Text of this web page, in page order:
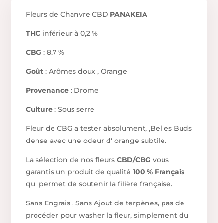
Fleurs de Chanvre CBD PANAKEIA
THC inférieur à 0,2 %
CBG : 8.7 %
Goût : Arômes doux , Orange
Provenance : Drome
Culture : Sous serre
Fleur de CBG a tester absolument, ,Belles Buds
dense avec une odeur d' orange subtile.
La sélection de nos fleursCBD/CBG vous
garantis un produit de qualité100 % Français
qui permet de soutenir la filière française.
Sans Engrais , Sans Ajout de terpènes, pas de
procéder pour washer la fleur, simplement du